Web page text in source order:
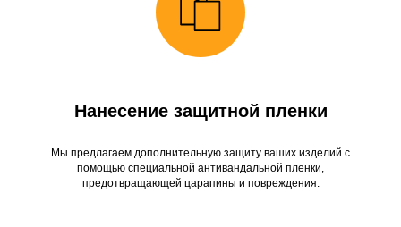
Нанесение защитной пленки
Мы предлагаем дополнительную защиту ваших изделий с
помощью специальной антивандальной пленки,
предотвращающей царапины и повреждения.